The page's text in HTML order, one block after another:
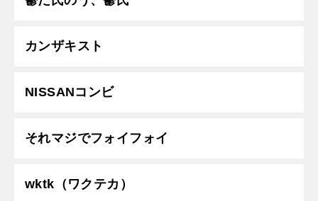
カンザキスト
NISSANコンビ
それマジでフォイフォイ
wktk（ワクテカ）